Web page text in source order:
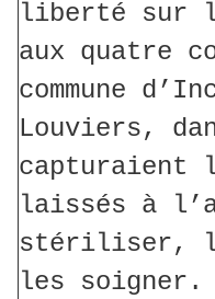
liberté sur
aux quatre
commune
Louviers,
capturaient
laissés à
stériliser,
les soigner.